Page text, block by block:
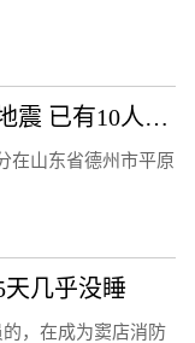
山东省德州市平原县发生5.5级地震 已有10人受轻微伤
在山东省德州市平原
几乎没睡
，在成为窦店消防